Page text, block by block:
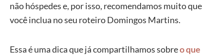
não hóspedes e, por isso, recomendamos muito que
você inclua no seu roteiro Domingos Martins.
Essa é uma dica que já compartilhamos sobreo que